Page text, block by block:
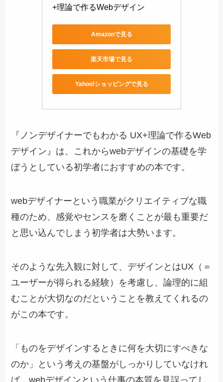
+理論で作るWebデザイン
Amazonで見る
楽天市場で見る
Yahoo!ショッピングで見る
『ノンデザイナーでもわかる UX+理論で作るWeb
デザイン』は、これからwebデザインの基礎を学
ぼうとしている初学者におすすめの本です。
webデザイナーという職業がクリエイティブな職
種のため、感覚やセンスを磨くことが最も重要だ
と思い込んでしまう初学者は大勢います。
そのような先入観に対して、デザインとはUX（＝
ユーザーが得られる経験）を考慮し、論理的に組
むことが大切なのだということを教えてくれるの
がこの本です。
「ものをデザインするときに何を大切にすべきな
のか」という考えの基盤がしっかりしていなけれ
ば、webデザインという仕事の本質を見誤ってし